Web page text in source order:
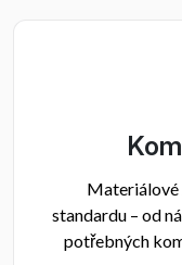
Materiálové
standardu – od
potřebných